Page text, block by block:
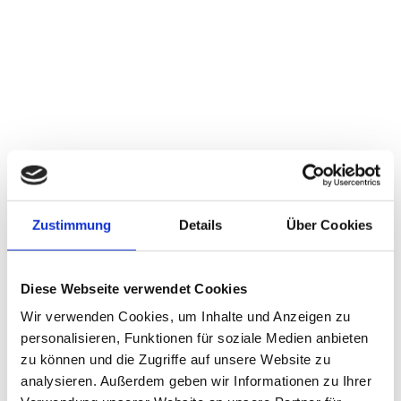
Zustimmung Details Über Cookies
Diese Webseite verwendet Cookies
Wir verwenden Cookies, um Inhalte und Anzeigen zu
personalisieren, Funktionen für soziale Medien anbieten
zu können und die Zugriffe auf unsere Website zu
analysieren. Außerdem geben wir Informationen zu Ihrer
Die Mikroimmuntherapie ist ein
therapeutischer Ansatz, der, wie der
Name bereits sagt, zum Bereich der
Immuntherapie gehört und zum Ziel hat,
natürlichen Mechanismen des Körpers
zu regulieren und auszubalancieren.
Charakteristisch für diese